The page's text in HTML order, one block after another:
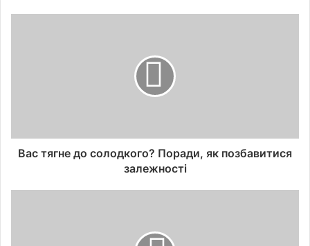
Вас тягне до солодкого? Поради, як позбавитися
залежності